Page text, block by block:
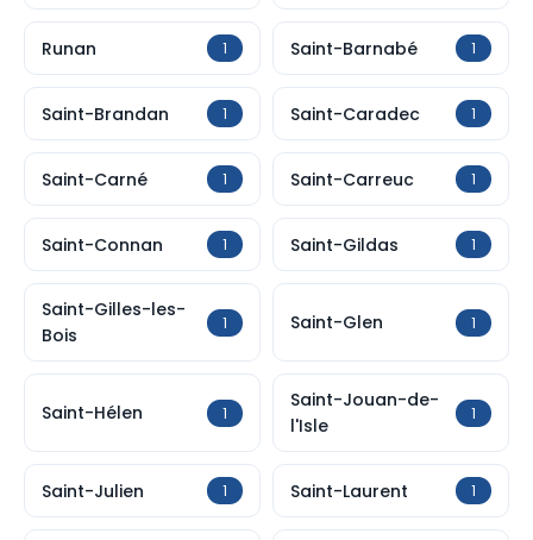
Runan 1 Saint-Barnabé 1
Saint-Brandan 1 Saint-Caradec 1
Saint-Carné 1 Saint-Carreuc 1
Saint-Connan 1 Saint-Gildas 1
Saint-Gilles-les-
Bois
1 Saint-Glen 1
Saint-Hélen 1
Saint-Jouan-de-
l'Isle
1
Saint-Julien 1 Saint-Laurent 1